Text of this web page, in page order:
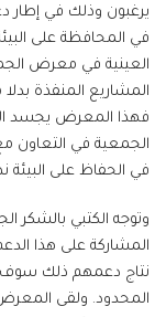
يرغبون وذلك في إطار
في المحافظة على
العينية في معرض
المشاريع المنفذة
فهذا المعرض يجسد
الجمعية في التعاون
في الحفاظ على البيئة
وتوجه الكتبي بالشكر
المشاركة على هذا
نتاج دعمهم ذلك
المحدود. ولقى المعرض